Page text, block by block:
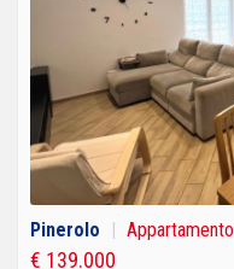
Pinerolo | Appartamento
€ 139.000